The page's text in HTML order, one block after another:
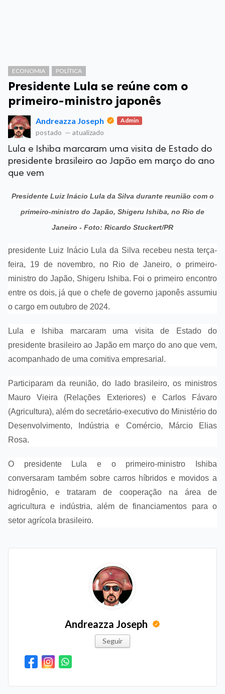
ECONOMIA POLÍTICA
Presidente Lula se reúne com o
primeiro-ministro japonês
Andreazza Joseph Admin
postado — atualizado
Lula e Ishiba marcaram uma visita de Estado do
presidente brasileiro ao Japão em março do ano
que vem
Presidente Luiz Inácio Lula da Silva durante reunião com o
primeiro-ministro do Japão, Shigeru Ishiba, no Rio de
Janeiro - Foto: Ricardo Stuckert/PR
presidente Luiz Inácio Lula da Silva recebeu nesta terça-
feira, 19 de novembro, no Rio de Janeiro, o primeiro-
ministro do Japão, Shigeru Ishiba. Foi o primeiro encontro
entre os dois, já que o chefe de governo japonês assumiu
o cargo em outubro de 2024.
Lula e Ishiba marcaram uma visita de Estado do
presidente brasileiro ao Japão em março do ano que vem,
acompanhado de uma comitiva empresarial.
Participaram da reunião, do lado brasileiro, os ministros
Mauro Vieira (Relações Exteriores) e Carlos Fávaro
(Agricultura), além do secretário-executivo do Ministério do
Desenvolvimento, Indústria e Comércio, Márcio Elias
Rosa.
O presidente Lula e o primeiro-ministro Ishiba
conversaram também sobre carros híbridos e movidos a
hidrogênio, e trataram de cooperação na área de
agricultura e indústria, além de financiamentos para o
setor agrícola brasileiro.
Andreazza Joseph
Seguir